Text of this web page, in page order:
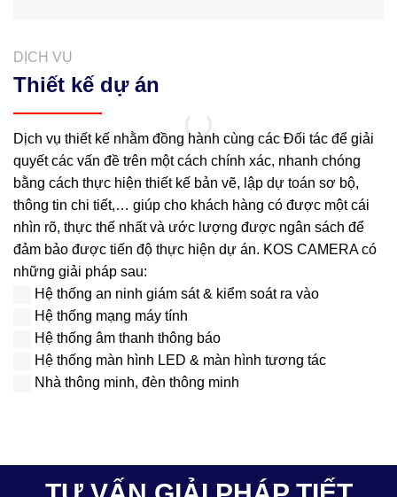
DỊCH VỤ
Thiết kế dự án
Dịch vụ thiết kế nhằm đồng hành cùng các Đối tác để giải
quyết các vấn đề trên một cách chính xác, nhanh chóng
bằng cách thực hiện thiết kế bản vẽ, lập dự toán sơ bộ,
thông tin chi tiết,… giúp cho khách hàng có được một cái
nhìn rõ, thực thế nhất và ước lượng được ngân sách để
đảm bảo được tiến độ thực hiện dự án. KOS CAMERA có
những giải pháp sau:
Hệ thống an ninh giám sát & kiểm soát ra vào
Hệ thống mạng máy tính
Hệ thống âm thanh thông báo
Hệ thống màn hình LED & màn hình tương tác
Nhà thông minh, đèn thông minh